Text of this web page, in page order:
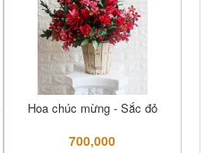
Hoa chúc mừng - Sắc đỏ
700,000